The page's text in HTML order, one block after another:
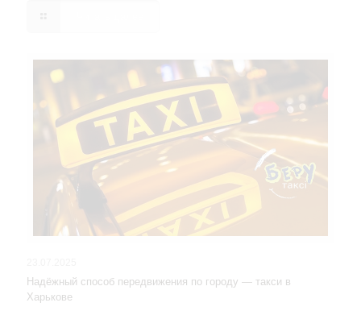
Надёжный способ передвижения по городу — такси в
Харькове